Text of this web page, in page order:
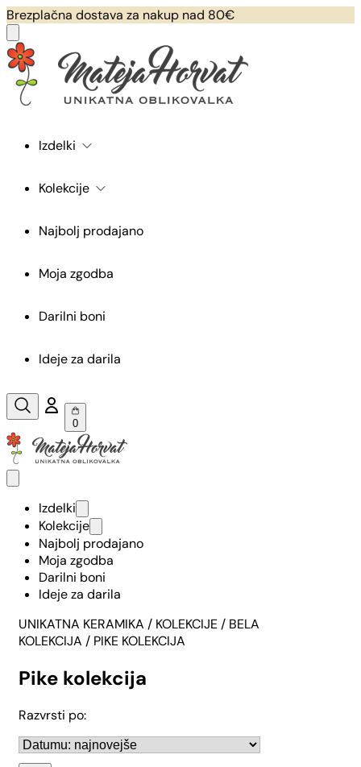
Brezplačna dostava za nakup nad 80€
Izdelki
Kolekcije
Najbolj prodajano
Moja zgodba
Darilni boni
Ideje za darila
0
Izdelki
Kolekcije
Najbolj prodajano
Moja zgodba
Darilni boni
Ideje za darila
UNIKATNA KERAMIKA / KOLEKCIJE / BELA
KOLEKCIJA / PIKE KOLEKCIJA
Pike kolekcija
Razvrsti po: